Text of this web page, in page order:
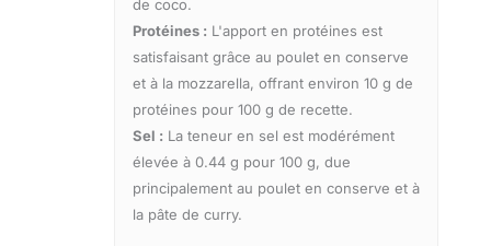
de coco.
Protéines : L'apport en protéines est
satisfaisant grâce au poulet en conserve
et à la mozzarella, offrant environ 10 g de
protéines pour 100 g de recette.
Sel : La teneur en sel est modérément
élevée à 0.44 g pour 100 g, due
principalement au poulet en conserve et à
la pâte de curry.